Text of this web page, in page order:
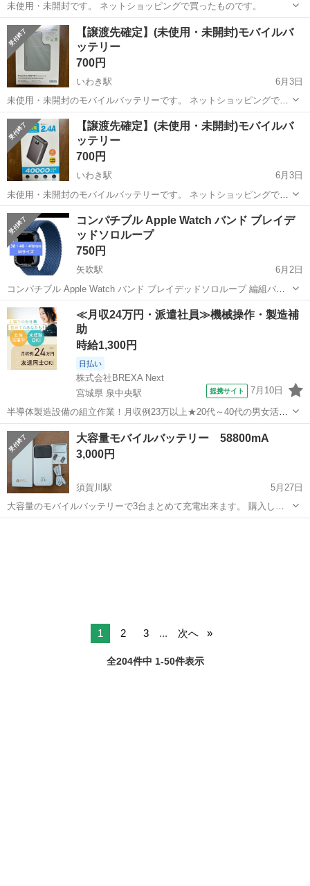
未使用・未開封です。 ネットショッピングで買ったものです。
福島 いわき市 いわき駅 その他
【譲渡先確定】(未使用・未開封)モバイルバ
ッテリー
700円
いわき駅
6月3日
未使用・未開封のモバイルバッテリーです。 ネットショッピングで購
入しました。
福島 いわき市 いわき駅 その他 モバイルバッテリー
【譲渡先確定】(未使用・未開封)モバイルバ
ッテリー
700円
いわき駅
6月3日
未使用・未開封のモバイルバッテリーです。 ネットショッピングで買
ったものです。
福島 いわき市 いわき駅
コンパチブル Apple Watch バンド ブレイデ
ッドソロループ
750円
矢吹駅
6月2日
コンパチブル Apple Watch バンド ブレイデッドソロループ 編組バン
ド 通気性 防汗 取付簡単 交換ベルト 柔らかいシリコーン糸混紡リサイ
クルヤーン素材 コンパチブル apple watch series 7/6/...
福島 西白河郡 矢吹駅 その他 Apple Watch
≪月収24万円・派遣社員≫機械操作・製造補
助
時給1,300円
日払い
株式会社BREXA Next
宮城県 泉中央駅
提携サイト 7月10日
半導体製造設備の組立作業！月収例23万以上★20代～40代の男女活躍
中中！社会保険完備！送迎あり！◎マイカー通勤OK＆無料駐車場完
備！作業着無償貸与◎食堂利用可★《宮城県黒川郡大和町》 人気の工
場のお仕事 ◇半導体製造設備...
宮城 泉中央駅 その他
大容量モバイルバッテリー 58800mA
3,000円
須賀川駅
5月27日
大容量のモバイルバッテリーで3台まとめて充電出来ます。 購入して
一ヶ月ほどです。 たまに、モバイルバッテリーの発火のニュース等聞
1 2 3 ... 次へ
全204件中 1-50件表示